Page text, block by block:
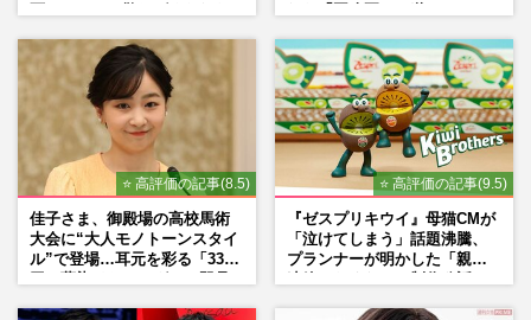
⭐ 高評価の記事(8.5)
佳子さま、御殿場の高校馬術
大会に“大人モノトーンスタイ
ル”で登場…耳元を彩る「3300
⭐ 高評価の記事(9.5)
『ゼスプリキウイ』母猫CMが
「泣けてしまう」話題沸騰、
プランナーが明かした「親に